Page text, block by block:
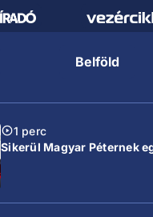
Belföld
1 perc
Sikerül Magyar Péternek